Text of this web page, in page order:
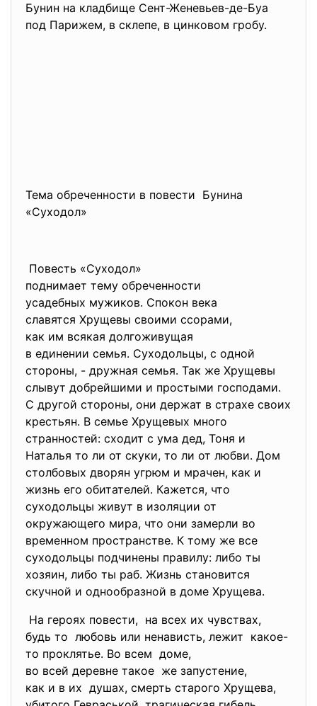
Бунин на кладбище Сент-Женевьев-де-Буа
под Паpижем, в склепе, в цинковом гpобу.
Тема обреченности в повести Бунина
«Суходол»
Повесть «Суходол»
поднимает тему обреченности
усадебных мужиков. Спокон века
славятся Хрущевы своими ссорами,
как им всякая долгоживущая
в единении семья. Суходольцы, с одной
стороны, - дружная семья. Так же Хрущевы
слывут добрейшими и простыми господами.
С другой стороны, они держат в страхе своих
крестьян. В семье Хрущевых много
странностей: сходит с ума дед, Тоня и
Наталья то ли от скуки, то ли от любви. Дом
столбовых дворян угрюм и мрачен, как и
жизнь его обитателей. Кажется, что
суходольцы живут в изоляции от
окружающего мира, что они замерли во
временном пространстве. К тому же все
суходольцы подчинены правилу: либо ты
хозяин, либо ты раб. Жизнь становится
скучной и однообразной в доме Хрущева.
На героях повести, на всех их чувствах,
будь то любовь или ненависть, лежит какое-
то проклятье. Во всем доме,
во всей деревне такое же запустение,
как и в их душах, смерть старого Хрущева,